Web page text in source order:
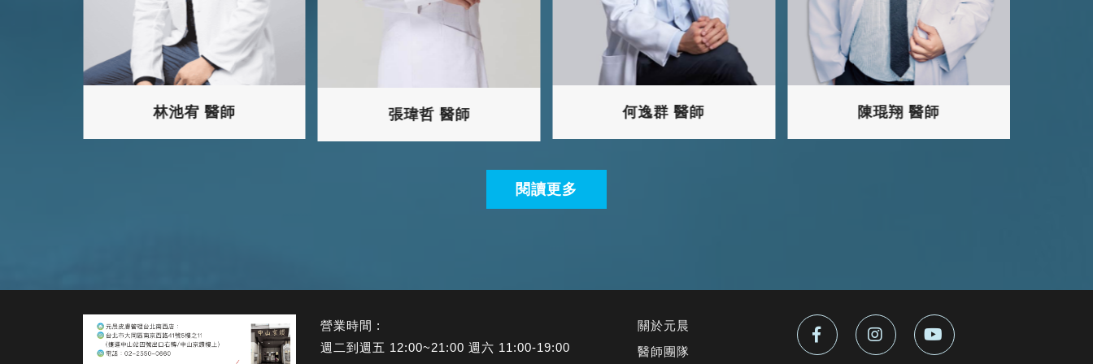
林池宥 醫師 張瑋哲 醫師 何逸群 醫師 陳琨翔 醫師
閱讀更多
營業時間 :
週二到週五 12:00~21:00 週六 11:00-19:00
關於元晨
醫師團隊